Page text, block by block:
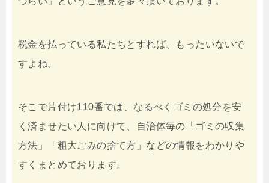
税金を払っている私たちとすれば、もったいないで
すよね。
そこで片付け110番では、なるべくゴミの処分を安
く済ませたい人に向けて、自治体毎の「ゴミの収集
方法」「粗大ごみの捨て方」などの情報をわかりや
すくまとめております。